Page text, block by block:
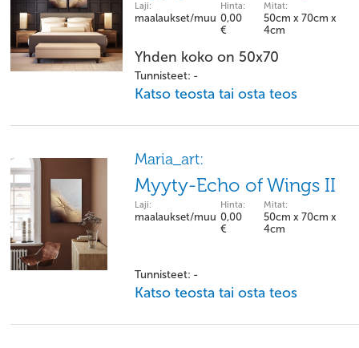
Laji:
maalaukset/muu
Hinta:
0,00
€
Mitat:
50cm x 70cm x
4cm
Yhden koko on 50x70
Tunnisteet: -
Katso teosta tai osta teos
Maria_art:
Myyty-Echo of Wings II
Laji:
maalaukset/muu
Hinta:
0,00
€
Mitat:
50cm x 70cm x
4cm
Tunnisteet: -
Katso teosta tai osta teos